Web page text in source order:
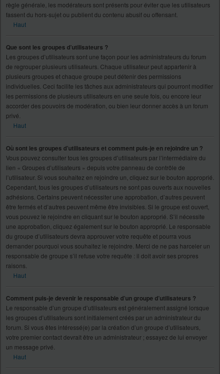
règle générale, les modérateurs sont présents pour éviter que les utilisateurs
fassent du hors-sujet ou publient du contenu abusif ou offensant.
Haut
Que sont les groupes d’utilisateurs ?
Les groupes d’utilisateurs sont une façon pour les administrateurs du forum
de regrouper plusieurs utilisateurs. Chaque utilisateur peut appartenir à
plusieurs groupes et chaque groupe peut détenir des permissions
individuelles. Ceci facilite les tâches aux administrateurs qui pourront modifier
les permissions de plusieurs utilisateurs en une seule fois, ou encore leur
accorder des pouvoirs de modération, ou bien leur donner accès à un forum
privé.
Haut
Où sont les groupes d’utilisateurs et comment puis-je en rejoindre un ?
Vous pouvez consulter tous les groupes d’utilisateurs par l’intermédiaire du
lien « Groupes d’utilisateurs » depuis votre panneau de contrôle de
l’utilisateur. Si vous souhaitez en rejoindre un, cliquez sur le bouton approprié.
Cependant, tous les groupes d’utilisateurs ne sont pas ouverts aux nouvelles
adhésions. Certains peuvent nécessiter une approbation, d’autres peuvent
être fermés et d’autres peuvent même être invisibles. Si le groupe est ouvert,
vous pouvez le rejoindre en cliquant sur le bouton approprié. S’il nécessite
une approbation, cliquez également sur le bouton approprié. Le responsable
du groupe d’utilisateurs devra approuver votre requête et pourra vous
demander pourquoi vous souhaitez le rejoindre. Merci de ne pas harceler un
responsable de groupe s’il refuse votre requête : il doit avoir ses propres
raisons.
Haut
Comment puis-je devenir le responsable d’un groupe d’utilisateurs ?
Le responsable d’un groupe d’utilisateurs est généralement assigné lorsque
les groupes d’utilisateurs sont initialement créés par un administrateur du
forum. Si vous êtes intéressé(e) par la création d’un groupe d’utilisateurs,
votre premier contact devrait être un administrateur ; essayez de lui envoyer
un message privé.
Haut